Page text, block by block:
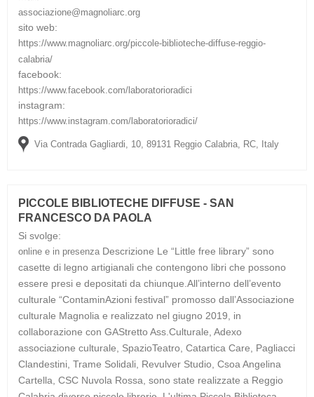
associazione@magnoliarc.org
sito web:
https://www.magnoliarc.org/piccole-biblioteche-diffuse-reggio-
calabria/
facebook:
https://www.facebook.com/laboratorioradici
instagram:
https://www.instagram.com/laboratorioradici/
Via Contrada Gagliardi, 10, 89131 Reggio Calabria, RC, Italy
PICCOLE BIBLIOTECHE DIFFUSE - SAN
FRANCESCO DA PAOLA
Si svolge:
online e in presenza Descrizione Le “Little free library” sono
casette di legno artigianali che contengono libri che possono
essere presi e depositati da chiunque.All’interno dell’evento
culturale “ContaminAzioni festival” promosso dall’Associazione
culturale Magnolia e realizzato nel giugno 2019, in
collaborazione con GAStretto Ass.Culturale, Adexo
associazione culturale, SpazioTeatro, Catartica Care, Pagliacci
Clandestini, Trame Solidali, Revulver Studio, Csoa Angelina
Cartella, CSC Nuvola Rossa, sono state realizzate a Reggio